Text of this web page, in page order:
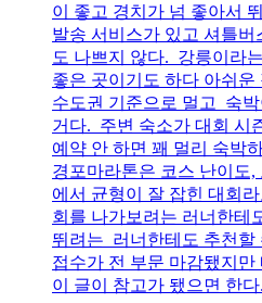
이 좋고 경치가 넘 좋아서
발송 서비스가 있고 셔틀
도 나쁘지 않다. 강릉이라
좋은 곳이기도 하다 아쉬
수도권 기준으로 멀고 숙
거다. 주변 숙소가 대회 시
예약 안 하면 꽤 멀리 숙박
경포마라톤은 코스 난이도,
에서 균형이 잘 잡힌 대회
회를 나가보려는 러너한테
뛰려는 러너한테도 추천할
접수가 전 부문 마감됐지
이 글이 참고가 됐으면 한다.